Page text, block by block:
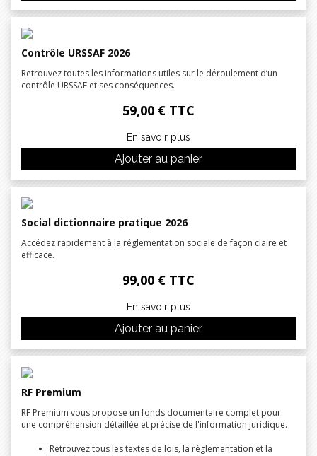
Contrôle URSSAF 2026
Retrouvez toutes les informations utiles sur le déroulement d’un
contrôle URSSAF et ses conséquences.
59,00 € TTC
En savoir plus
Ajouter au panier
Social dictionnaire pratique 2026
Accédez rapidement à la réglementation sociale de façon claire et
efficace.
99,00 € TTC
En savoir plus
Ajouter au panier
RF Premium
RF Premium vous propose un fonds documentaire complet pour
une compréhension détaillée et précise de l'information juridique.
Retrouvez tous les textes de lois, la réglementation et la